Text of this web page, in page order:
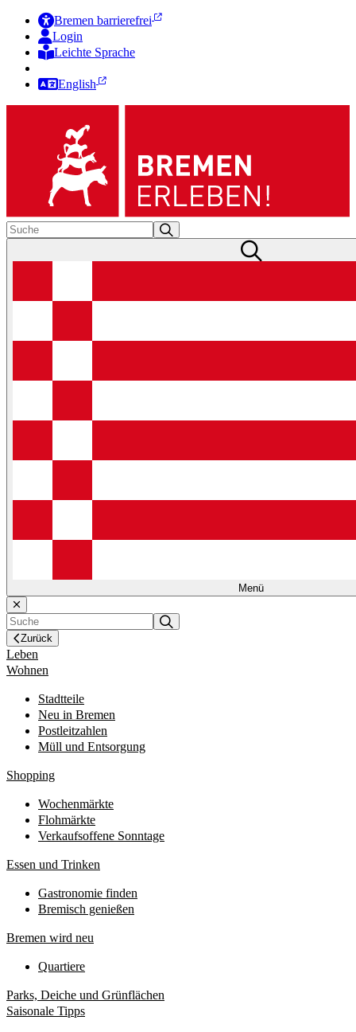
Bremen barrierefrei
Login
Leichte Sprache
English
Menü
Zurück
Leben
Wohnen
Stadtteile
Neu in Bremen
Postleitzahlen
Müll und Entsorgung
Shopping
Wochenmärkte
Flohmärkte
Verkaufsoffene Sonntage
Essen und Trinken
Gastronomie finden
Bremisch genießen
Bremen wird neu
Quartiere
Parks, Deiche und Grünflächen
Saisonale Tipps